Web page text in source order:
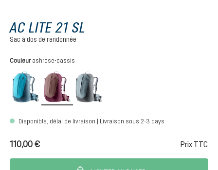
AC LITE 21 SL
Sac à dos de randonnée
Sélectionnez
Couleur ashrose-cassis
lagoon-atlanticashrose-cassis
Disponible, délai de livraison | Livraison sous 2-3 days
110,00 € Prix TTC